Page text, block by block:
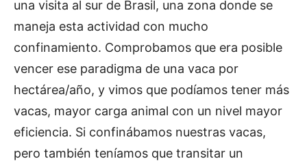
una visita al sur de Brasil, una zona donde se
maneja esta actividad con mucho
confinamiento. Comprobamos que era posible
vencer ese paradigma de una vaca por
hectárea/año, y vimos que podíamos tener más
vacas, mayor carga animal con un nivel mayor
eficiencia. Si confinábamos nuestras vacas,
pero también teníamos que transitar un